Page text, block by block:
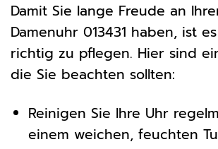
Damit Sie lange Freude an
Damenuhr 013431 haben, ist
richtig zu pflegen. Hier sind
die Sie beachten sollten:
Reinigen Sie Ihre Uhr
einem weichen, feuchten